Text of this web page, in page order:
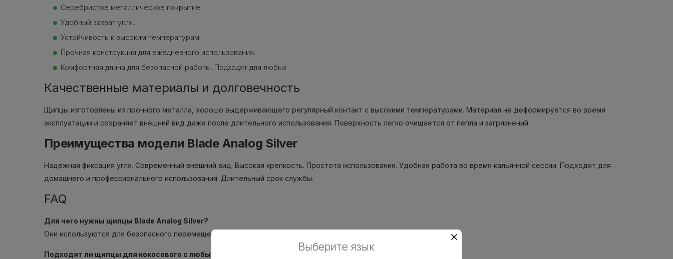
Выберите язык
Серебристое металлическое покрытие.
Удобный захват угля.
Устойчивость к высоким температурам.
Прочная конструкция для ежедневного использования.
Комфортная длина для безопасной работы. Подходят для любых
Качественные материалы и долговечность
Щипцы изготовлены из прочного металла, хорошо выдерживающего регулярный контакт с высокими температурами. Материал не деформируется во время
эксплуатации и сохраняет внешний вид даже после длительного использования. Поверхность легко очищается от пепла и загрязнений.
Преимущества модели Blade Analog Silver
Надежная фиксация угля. Современный внешний вид. Высокая крепкость. Простота использования. Удобная работа во время кальянной сессии. Подходят для
домашнего и профессионального использования. Длительный срок службы.
FAQ
Для чего нужны щипцы Blade Analog Silver?
Они используются для безопасного перемещения и переворачивания раскаленного кальянного угля.
Подходят ли щипцы для кокосового с любыми популярными видами кокосового угля.